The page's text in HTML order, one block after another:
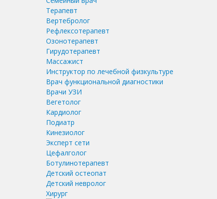
Терапевт
Вертебролог
Рефлексотерапевт
Озонотерапевт
Гирудотерапевт
Массажист
Инструктор по лечебной физкультуре
Врач функциональной диагностики
Врачи УЗИ
Вегетолог
Кардиолог
Подиатр
Кинезиолог
Эксперт сети
Цефалголог
Ботулинотерапевт
Детский остеопат
Детский невролог
Хирург